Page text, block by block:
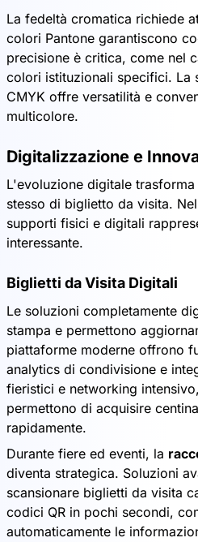
La fedeltà cromatica richiede
colori Pantone garantiscono
precisione è critica, come nel
colori istituzionali specifici. La
CMYK offre versatilità e
multicolore.
Digitalizzazione e
L'evoluzione digitale
stesso di biglietto da visita.
supporti fisici e digitali
interessante.
Biglietti da Visita Digitali
Le soluzioni completamente
stampa e permettono
piattaforme moderne offrono
analytics di condivisione e
fieristici e networking
permettono di acquisire
rapidamente.
Durante fiere ed eventi, la
diventa strategica. Soluzioni
scansionare biglietti da visita
codici QR in pochi secondi,
automaticamente le